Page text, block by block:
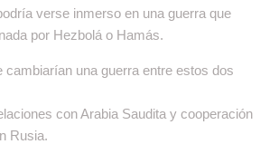
verse inmerso en una guerra que
por Hezbolá o Hamás.
cambiarían una guerra entre estos dos
con Arabia Saudita y cooperación
Rusia.